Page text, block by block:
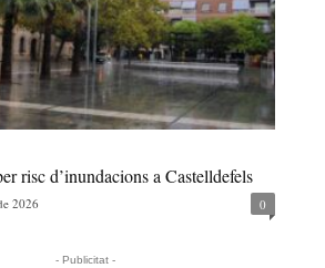
risc d’inundacions a Castelldefels
2026 0
- Publicitat -